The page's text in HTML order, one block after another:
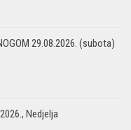
29.08.2026. (subota)
Nedjelja